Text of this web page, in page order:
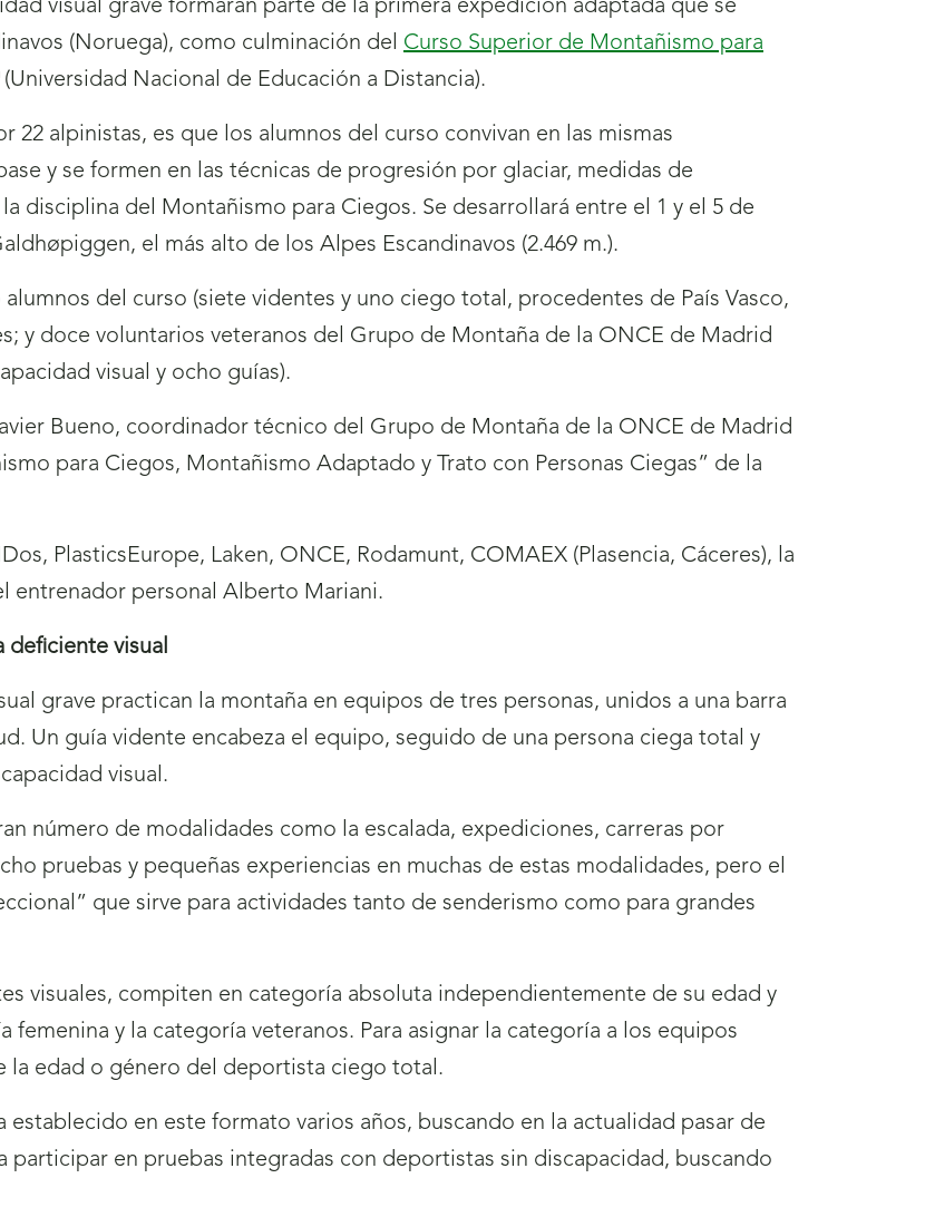
visual grave formarán parte de la primera expedición adaptada que se
(Noruega), como culminación del Curso Superior de Montañismo para
(Universidad Nacional de Educación a Distancia).
alpinistas, es que los alumnos del curso convivan en las mismas
y se formen en las técnicas de progresión por glaciar, medidas de
disciplina del Montañismo para Ciegos. Se desarrollará entre el 1 y el 5 de
el más alto de los Alpes Escandinavos (2.469 m.).
del curso (siete videntes y uno ciego total, procedentes de País Vasco,
y doce voluntarios veteranos del Grupo de Montaña de la ONCE de Madrid
visual y ocho guías).
Bueno, coordinador técnico del Grupo de Montaña de la ONCE de Madrid
para Ciegos, Montañismo Adaptado y Trato con Personas Ciegas” de la
PlasticsEurope, Laken, ONCE, Rodamunt, COMAEX (Plasencia, Cáceres), la
entrenador personal Alberto Mariani.
deficiente visual
grave practican la montaña en equipos de tres personas, unidos a una barra
Un guía vidente encabeza el equipo, seguido de una persona ciega total y
visual.
número de modalidades como la escalada, expediciones, carreras por
pruebas y pequeñas experiencias en muchas de estas modalidades, pero el
que sirve para actividades tanto de senderismo como para grandes
visuales, compiten en categoría absoluta independientemente de su edad y
y la categoría veteranos. Para asignar la categoría a los equipos
la edad o género del deportista ciego total.
en este formato varios años, buscando en la actualidad pasar de
participar en pruebas integradas con deportistas sin discapacidad, buscando